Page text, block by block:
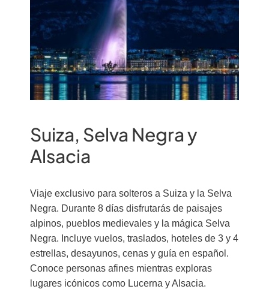
Suiza, Selva Negra y
Alsacia
Viaje exclusivo para solteros a Suiza y la Selva
Negra. Durante 8 días disfrutarás de paisajes
alpinos, pueblos medievales y la mágica Selva
Negra. Incluye vuelos, traslados, hoteles de 3 y 4
estrellas, desayunos, cenas y guía en español.
Conoce personas afines mientras exploras
lugares icónicos como Lucerna y Alsacia.